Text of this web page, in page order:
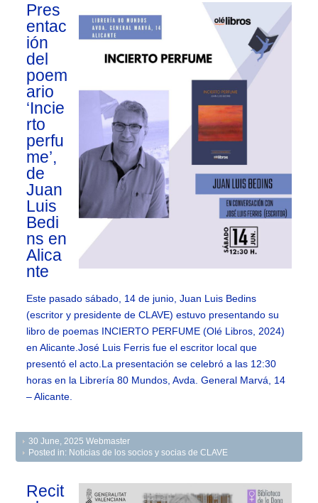
Pres
entac
ión
del
poem
ario
‘Incie
rto
perfu
me’,
de
Juan
Luis
Bedi
ns en
Alica
nte
Este pasado sábado, 14 de junio, Juan Luis Bedins
(escritor y presidente de CLAVE) estuvo presentando su
libro de poemas INCIERTO PERFUME (Olé Libros, 2024)
en Alicante.José Luis Ferris fue el escritor local que
presentó el acto.La presentación se celebró a las 12:30
horas en la Librería 80 Mundos, Avda. General Marvá, 14
– Alicante.
30 June, 2025 Webmaster
Posted in: Noticias de los socios y socias de CLAVE
Recit